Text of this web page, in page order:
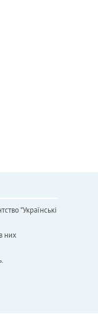
"Українськi
них